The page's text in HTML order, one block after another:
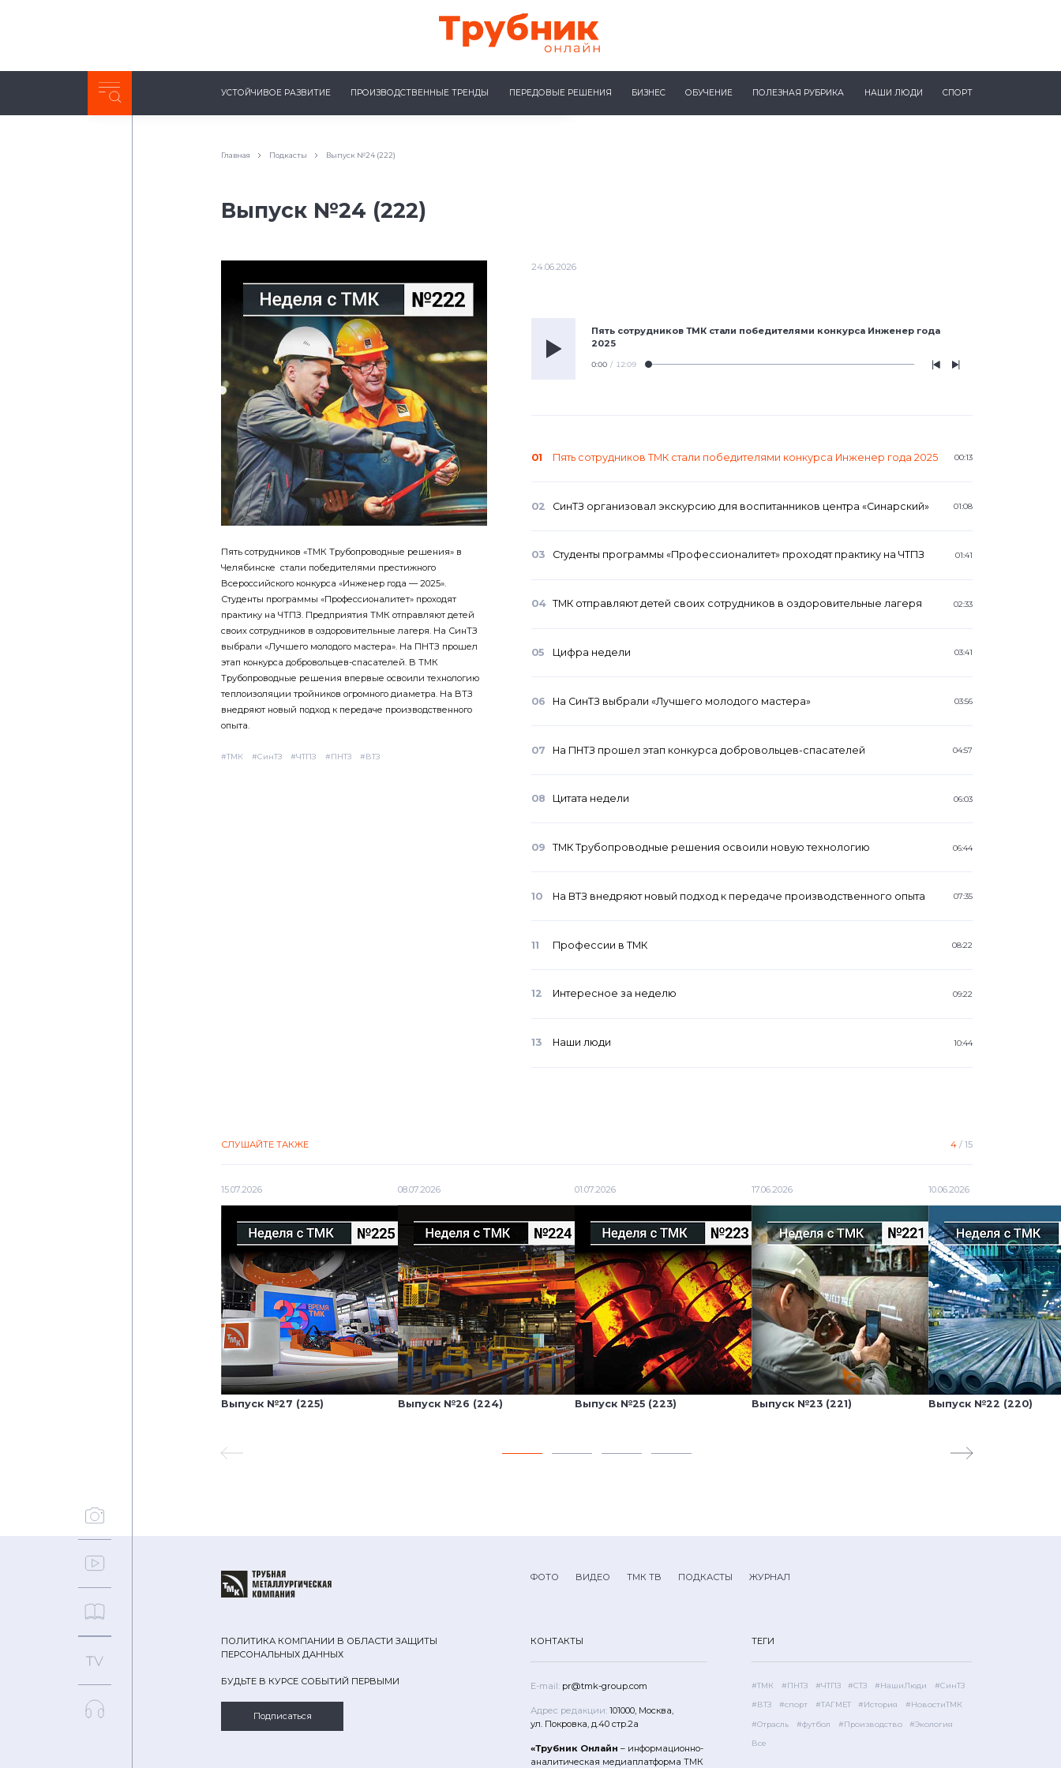
Неделя с ТМК. Выпуск №27 (225)
УСТОЙЧИВОЕ РАЗВИТИЕ ПРОИЗВОДСТВЕННЫЕ ТРЕНДЫ ПЕРЕДОВЫЕ РЕШЕНИЯ БИЗНЕС ОБУЧЕНИЕ ПОЛЕЗНАЯ РУБРИКА НАШИ ЛЮДИ СПОРТ
Главная Подкасты Выпуск №24 (222)
Выпуск №24 (222)
24.06.2026
Пять сотрудников ТМК стали победителями конкурса Инженер года
2025
0:00 / 12:09
01 Пять сотрудников ТМК стали победителями конкурса Инженер года 2025 00:13
02 СинТЗ организовал экскурсию для воспитанников центра «Синарский» 01:08
03 Студенты программы «Профессионалитет» проходят практику на ЧТПЗ 01:41
04 ТМК отправляют детей своих сотрудников в оздоровительные лагеря 02:33
05 Цифра недели 03:41
06 На СинТЗ выбрали «Лучшего молодого мастера» 03:56
07 На ПНТЗ прошел этап конкурса добровольцев-спасателей 04:57
08 Цитата недели 06:03
09 ТМК Трубопроводные решения освоили новую технологию 06:44
10 На ВТЗ внедряют новый подход к передаче производственного опыта 07:35
11 Профессии в ТМК 08:22
12 Интересное за неделю 09:22
13 Наши люди 10:44
Пять сотрудников «ТМК Трубопроводные решения» в
Челябинске стали победителями престижного
Всероссийского конкурса «Инженер года — 2025».
Студенты программы «Профессионалитет» проходят
практику на ЧТПЗ. Предприятия ТМК отправляют детей
своих сотрудников в оздоровительные лагеря. На СинТЗ
выбрали «Лучшего молодого мастера». На ПНТЗ прошел
этап конкурса добровольцев-спасателей. В ТМК
Трубопроводные решения впервые освоили технологию
теплоизоляции тройников огромного диаметра. На ВТЗ
внедряют новый подход к передаче производственного
опыта.
#ТМК #СинТЗ #ЧТПЗ #ПНТЗ #ВТЗ
СЛУШАЙТЕ ТАКЖЕ 4/ 15
15.07.2026
Выпуск №27 (225)
08.07.2026
Выпуск №26 (224)
01.07.2026
Выпуск №25 (223)
17.06.2026
Выпуск №23 (221)
10.06.2026
Выпуск №22 (220)
ФОТО ВИДЕО ТМК ТВ ПОДКАСТЫ ЖУРНАЛ
ПОЛИТИКА КОМПАНИИ В ОБЛАСТИ ЗАЩИТЫ
ПЕРСОНАЛЬНЫХ ДАННЫХ
БУДЬТЕ В КУРСЕ СОБЫТИЙ ПЕРВЫМИ
Подписаться
КОНТАКТЫ
E-mail: pr@tmk-group.com
Адрес редакции: 101000, Москва,
ул. Покровка, д.40 стр.2а
«Трубник Онлайн – информационно-
аналитическая медиаплатформа ТМК
ТЕГИ
#ТМК #ПНТЗ #ЧТПЗ #СТЗ #НашиЛюди #СинТЗ
#ВТЗ #спорт #ТАГМЕТ #История #НовостиТМК
#Отрасль #футбол #Производство #Экология
Все